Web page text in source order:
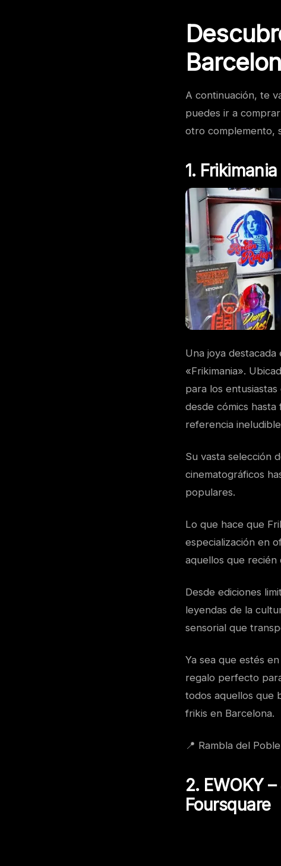
A continuación, te
puedes ir a
otro complemento,
1.
Una joya
«Frikimania».
para los
desde cómics hasta
referencia
Su vasta selección
cinematográficos
populares.
Lo que hace que
especialización en
aquellos que recién
Desde ediciones
leyendas de la
sensorial que
Ya sea que estés
regalo perfecto
todos aquellos que
frikis en Barcelona.
📍 Rambla del
2. EWOKY
Foursquare